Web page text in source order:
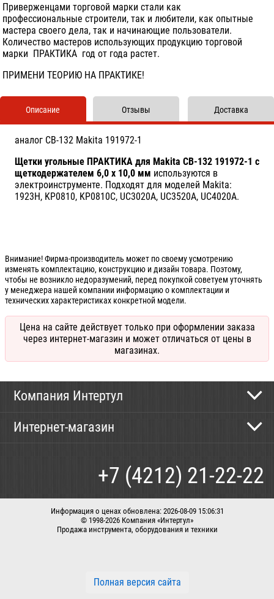
Приверженцами торговой марки стали как
профессиональные строители, так и любители, как опытные
мастера своего дела, так и начинающие пользователи.
Количество мастеров использующих продукцию торговой
марки ПРАКТИКА год от года растет.
ПРИМЕНИ ТЕОРИЮ НА ПРАКТИКЕ!
Описание
аналог CB-132 Makita 191972-1
Щетки угольные ПРАКТИКА для Makita CB-132 191972-1 с
щеткодержателем 6,0 x 10,0 мм используются в
электроинструменте. Подходят для моделей Makita:
1923H, KP0810, KP0810C, UC3020A, UC3520A, UC4020A.
Отзывы Доставка
Внимание! Фирма-производитель может по своему усмотрению
изменять комплектацию, конструкцию и дизайн товара. Поэтому,
чтобы не возникло недоразумений, перед покупкой советуем уточнять
у менеджера нашей компании информацию о комплектации и
технических характеристиках конкретной модели.
Цена на сайте действует только при оформлении заказа
через интернет-магазин и может отличаться от цены в
магазинах.
Компания Интертул
Новости
Интернет-магазин
Доставка
+7 (4212) 21-22-22
Информация о ценах обновлена: 2026-08-09 15:06:31
© 1998-2026 Компания «Интертул»
Продажа инструмента, оборудования и техники
Полная версия сайта